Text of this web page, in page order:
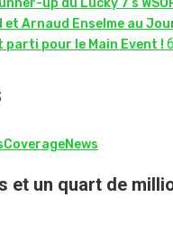
up du Lucky 7’s
Arnaud Enselme au
parti pour le Main Event !
CoverageNews
et un quart de